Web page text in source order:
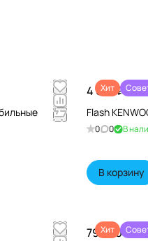
Хит
4 670 ₽/шт
Flash
0 0 В
В корзину
Хит
79 990 ₽/